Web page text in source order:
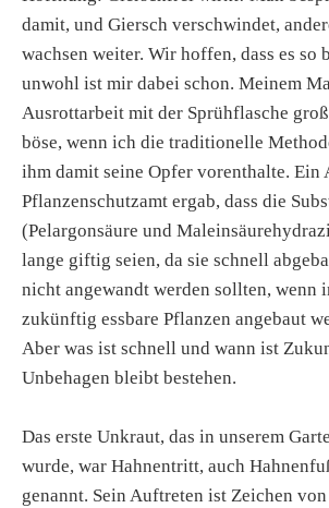
damit, und Giersch verschwindet,
wachsen weiter. Wir hoffen, dass es so
unwohl ist mir dabei schon. Meinem
Ausrottarbeit mit der Sprühflasche
böse, wenn ich die traditionelle
ihm damit seine Opfer vorenthalte. Ein
Pflanzenschutzamt ergab, dass die
(Pelargonsäure und
lange giftig seien, da sie schnell
nicht angewandt werden sollten, wenn
zukünftig essbare Pflanzen angebaut
Aber was ist schnell und wann ist
Unbehagen bleibt bestehen.
Das erste Unkraut, das in unserem
wurde, war Hahnentritt, auch
genannt. Sein Auftreten ist Zeichen